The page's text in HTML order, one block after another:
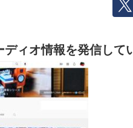
ィオ情報を発信して